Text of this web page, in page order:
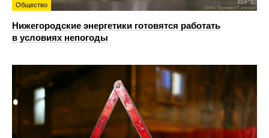
Общество
Нижегородские энергетики готовятся работать
в условиях непогоды